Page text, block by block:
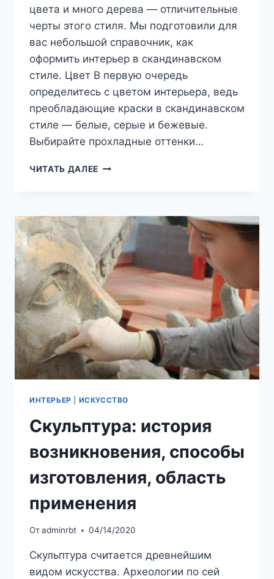
цвета и много дерева — отличительные
черты этого стиля. Мы подготовили для
вас небольшой справочник, как
оформить интерьер в скандинавском
стиле. Цвет В первую очередь
определитесь с цветом интерьера, ведь
преобладающие краски в скандинавском
стиле — белые, серые и бежевые.
Выбирайте прохладные оттенки…
ЧИТАТЬ ДАЛЕЕ ГОСТИНАЯ
—
ОСОБЕННОСТИ
ПРИНЦИПЫ
ОФОРМЛЕНИЯ
ИНТЕРЬЕР ИСКУССТВО
Скульптура: история
возникновения, способы
изготовления, область
применения
Отadminrbt 04/14/2020
Скульптура считается древнейшим
видом искусства. Археологии по сей